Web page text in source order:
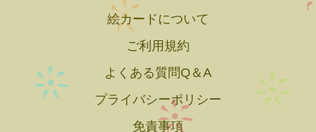
絵カードについて
ご利用規約
よくある質問Q＆A
プライバシーポリシー
免責事項